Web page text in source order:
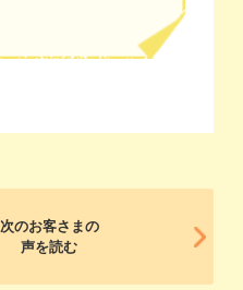
次のお客さまの
声を読む